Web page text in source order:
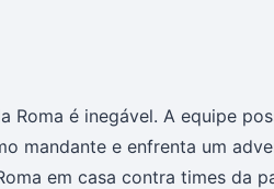
é inegável. A equipe
mandante e enfrenta um
em casa contra times da